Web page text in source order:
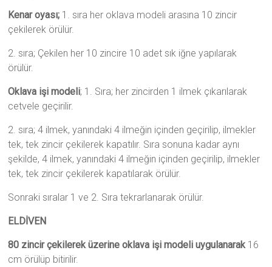
Kenar oyası; 1. sıra her oklava modeli arasına 10 zincir
çekilerek örülür.
2. sıra; Çekilen her 10 zincire 10 adet sık iğne yapılarak
örülür.
Oklava işi modeli; 1. Sıra; her zincirden 1 ilmek çıkarılarak
cetvele geçirilir.
2. sıra; 4 ilmek, yanındaki 4 ilmeğin içinden geçirilip, ilmekler
tek, tek zincir çekilerek kapatılır. Sıra sonuna kadar aynı
şekilde, 4 ilmek, yanındaki 4 ilmeğin içinden geçirilip, ilmekler
tek, tek zincir çekilerek kapatılarak örülür.
Sonraki sıralar 1 ve 2. Sıra tekrarlanarak örülür.
ELDİVEN
80 zincir çekilerek üzerine oklava işi modeli uygulanarak 16
cm örülüp bitirilir.